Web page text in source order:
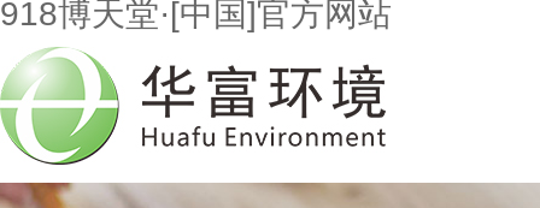
918博天堂·[中国]官方网站